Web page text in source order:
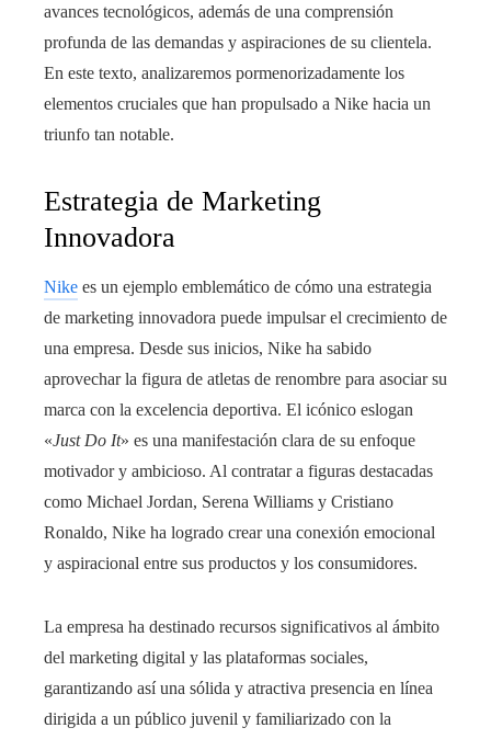
avances tecnológicos, además de una comprensión
profunda de las demandas y aspiraciones de su clientela.
En este texto, analizaremos pormenorizadamente los
elementos cruciales que han propulsado a Nike hacia un
triunfo tan notable.
Estrategia de Marketing
Innovadora
Nike es un ejemplo emblemático de cómo una estrategia
de marketing innovadora puede impulsar el crecimiento de
una empresa. Desde sus inicios, Nike ha sabido
aprovechar la figura de atletas de renombre para asociar su
marca con la excelencia deportiva. El icónico eslogan
«Just Do It» es una manifestación clara de su enfoque
motivador y ambicioso. Al contratar a figuras destacadas
como Michael Jordan, Serena Williams y Cristiano
Ronaldo, Nike ha logrado crear una conexión emocional
y aspiracional entre sus productos y los consumidores.
La empresa ha destinado recursos significativos al ámbito
del marketing digital y las plataformas sociales,
garantizando así una sólida y atractiva presencia en línea
dirigida a un público juvenil y familiarizado con la